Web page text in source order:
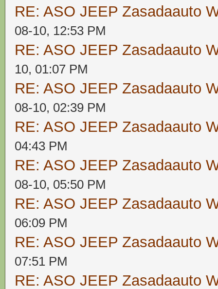
RE: ASO JEEP Zasadaauto
08-10, 12:53 PM
RE: ASO JEEP Zasadaauto
10, 01:07 PM
RE: ASO JEEP Zasadaauto
08-10, 02:39 PM
RE: ASO JEEP Zasadaauto
04:43 PM
RE: ASO JEEP Zasadaauto
08-10, 05:50 PM
RE: ASO JEEP Zasadaauto
06:09 PM
RE: ASO JEEP Zasadaauto
07:51 PM
RE: ASO JEEP Zasadaauto